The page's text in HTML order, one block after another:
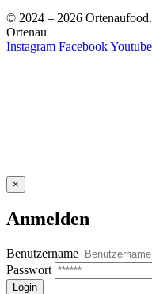
© 2024 – 2026
Ortenau
Instagram FacebookYoutube
×
Anmelden
Benutzername
Passwort